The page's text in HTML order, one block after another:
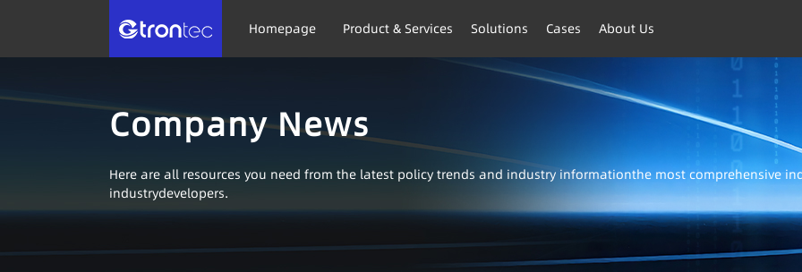
Homepage Product & Services Solutions Cases About Us
Company News
Here are all resources you need from the latest policy trends and industry informationthe most comprehensive
industrydevelopers.